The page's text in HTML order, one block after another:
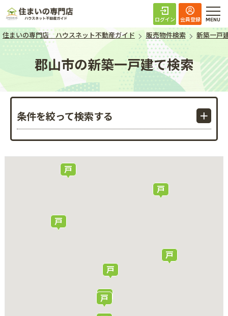
住まいの専門店 ハ
ログイン 会員登録
住まいの専門店 ハウスネット不動産ガイド 販売物件検索 新築一戸
郡山市の新築一戸建て検索
条件を絞って検索する